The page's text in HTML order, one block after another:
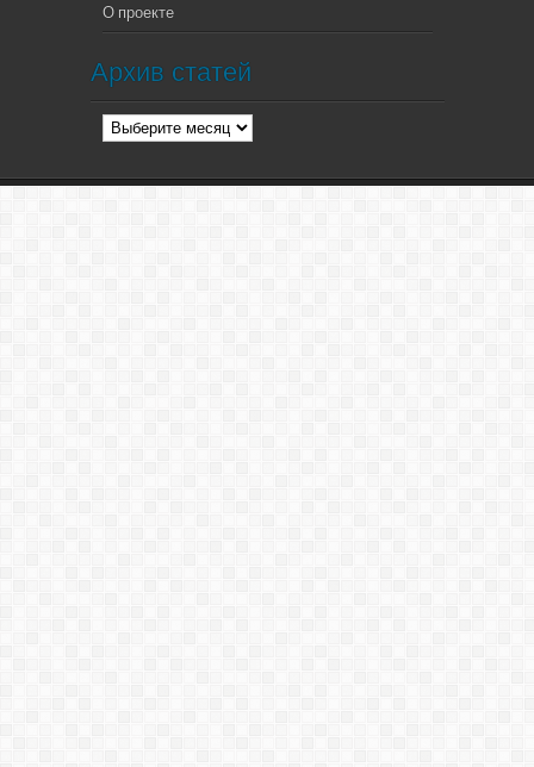
О проекте
Архив статей
Архив
статей